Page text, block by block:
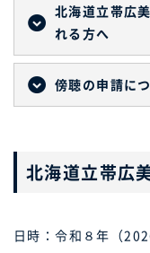
北海道立帯広
れる方へ
傍聴の申請に
北海道立帯広
日時：令和８年（